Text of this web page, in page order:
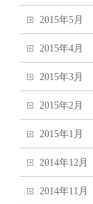
2015年5月
2015年4月
2015年3月
2015年2月
2015年1月
2014年12月
2014年11月